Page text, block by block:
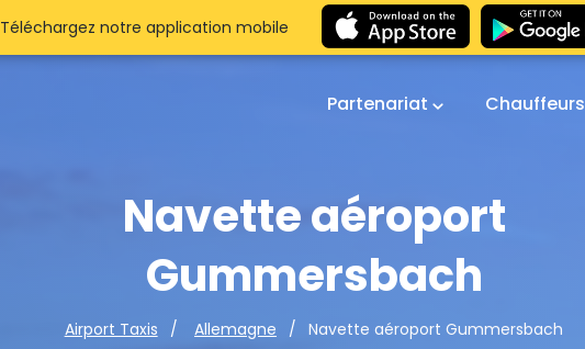
Partenariat Chauffeurs
Navette aéroport
Gummersbach
Airport Taxis Allemagne Navette aéroport Gummersbach
Téléchargez notre application mobile